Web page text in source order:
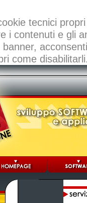
tecnici
i contenuti e gli
banner,
come